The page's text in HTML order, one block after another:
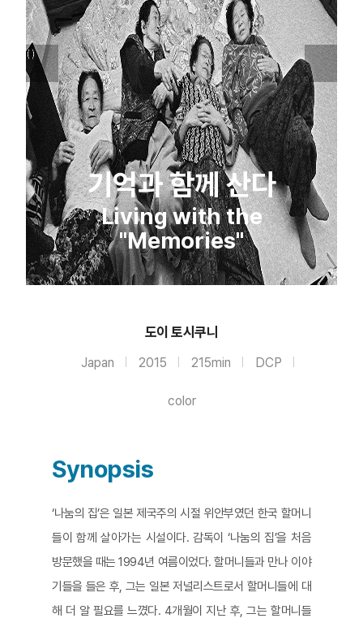
기억과 함께 산다
Living with the
"Memories"
도이 토시쿠니
Japan 2015 215min DCP
color
Synopsis
‘나눔의 집’은 일본 제국주의 시절 위안부였던 한국 할머니
들이 함께 살아가는 시설이다. 감독이 ‘나눔의 집’을 처음
방문했을 때는 1994년 여름이었다. 할머니들과 만나 이야
기들을 들은 후, 그는 일본 저널리스트로서 할머니들에 대
해 더 알 필요를 느꼈다. 4개월이 지난 후, 그는 할머니들